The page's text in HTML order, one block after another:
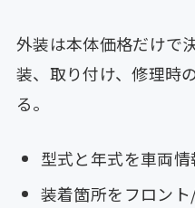
外装は本体価格だけで
装、取り付け、修理時
る。
型式と年式を車両
装着箇所をフロン